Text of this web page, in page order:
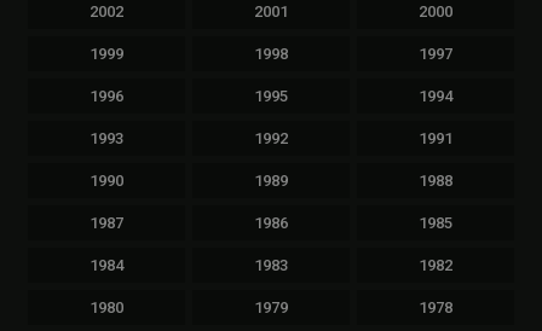
2002 2001 2000
1999 1998 1997
1996 1995 1994
1993 1992 1991
1990 1989 1988
1987 1986 1985
1984 1983 1982
1980 1979 1978